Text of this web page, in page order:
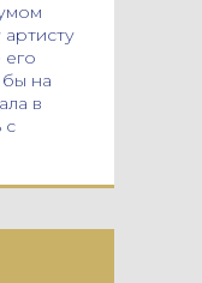
на
в
с